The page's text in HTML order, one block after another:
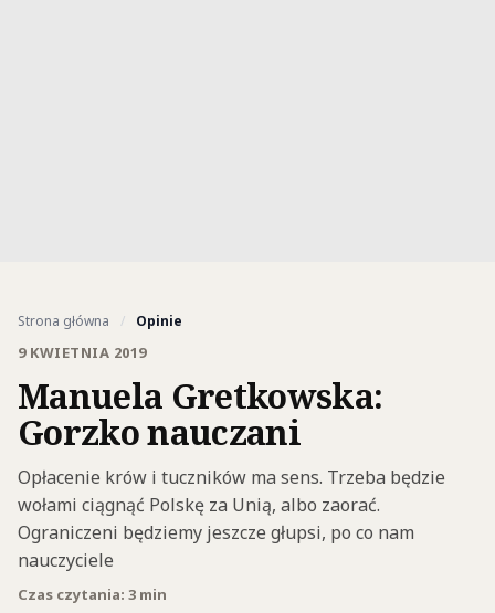
Strona główna / Opinie
9 KWIETNIA 2019
Manuela Gretkowska:
Gorzko nauczani
Opłacenie krów i tuczników ma sens. Trzeba będzie
wołami ciągnąć Polskę za Unią, albo zaorać.
Ograniczeni będziemy jeszcze głupsi, po co nam
nauczyciele
Czas czytania: 3 min